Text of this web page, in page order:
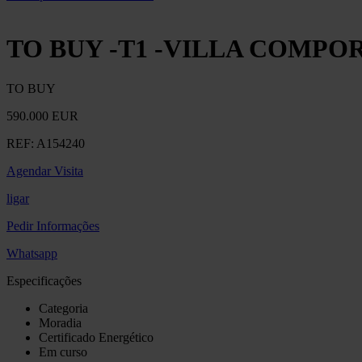
TO BUY -T1 -VILLA
TO BUY
590.000 EUR
REF: A154240
Agendar Visita
ligar
Pedir Informações
Whatsapp
Especificações
Categoria
Moradia
Certificado Energético
Em curso